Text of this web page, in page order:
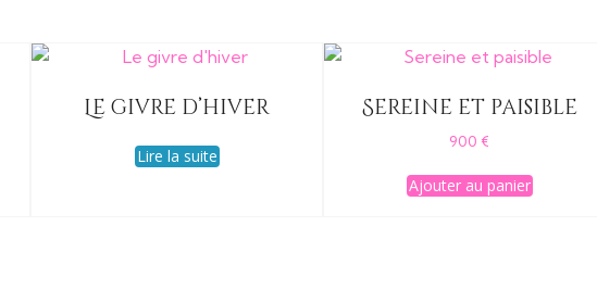
Le givre d’hiver
Lire la suite
Sereine et paisible
900 €
Ajouter au panier